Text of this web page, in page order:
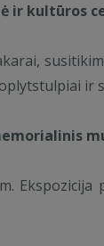
ir kultūros
ir